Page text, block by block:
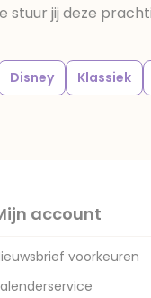
stuur jij deze
Disney Klassiek
account
voorkeuren